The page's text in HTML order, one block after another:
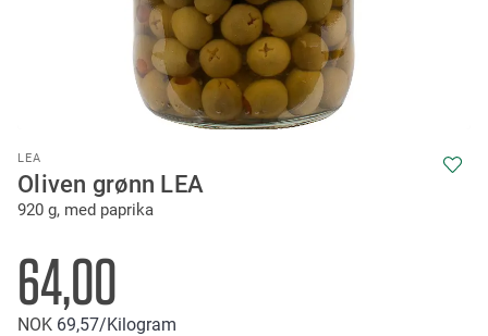
LEA
Oliven grønn LEA
920 g, med paprika
64,00
NOK 69 57/Kilogram
to
the
beginning
the
images
gallery